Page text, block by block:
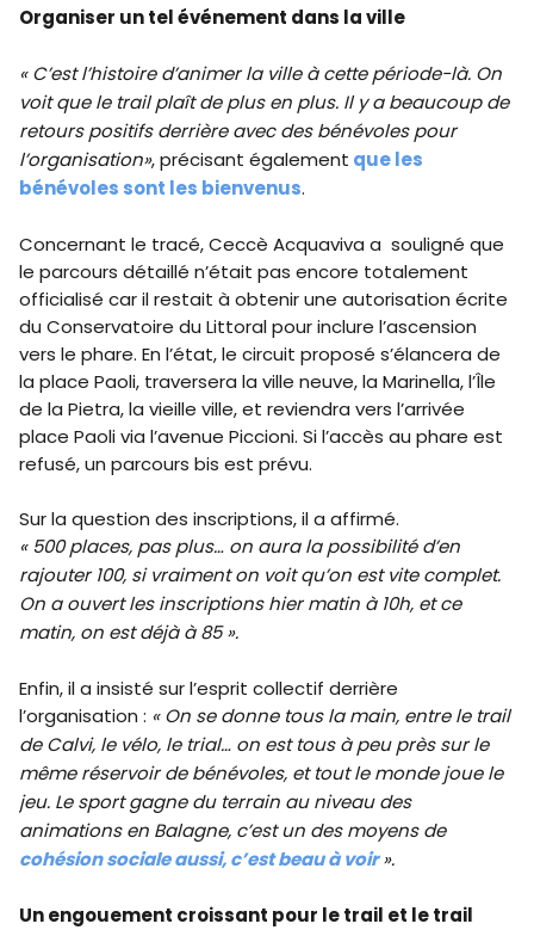
Organiser un tel événement dans la ville
« C’est l’histoire d’animer la ville à cette période-là. On
voit que le trail plaît de plus en plus. Il y a beaucoup de
retours positifs derrière avec des bénévoles pour
l’organisation», précisant également que les
bénévoles sont les bienvenus.
Concernant le tracé, Ceccè Acquaviva a souligné que
le parcours détaillé n’était pas encore totalement
officialisé car il restait à obtenir une autorisation écrite
du Conservatoire du Littoral pour inclure l’ascension
vers le phare. En l’état, le circuit proposé s’élancera de
la place Paoli, traversera la ville neuve, la Marinella, l’Île
de la Pietra, la vieille ville, et reviendra vers l’arrivée
place Paoli via l’avenue Piccioni. Si l’accès au phare est
refusé, un parcours bis est prévu.
Sur la question des inscriptions, il a affirmé.
« 500 places, pas plus… on aura la possibilité d’en
rajouter 100, si vraiment on voit qu’on est vite complet.
On a ouvert les inscriptions hier matin à 10h, et ce
matin, on est déjà à 85 ».
Enfin, il a insisté sur l’esprit collectif derrière
l’organisation : « On se donne tous la main, entre le trail
de Calvi, le vélo, le trial… on est tous à peu près sur le
même réservoir de bénévoles, et tout le monde joue le
jeu. Le sport gagne du terrain au niveau des
animations en Balagne, c’est un des moyens de
cohésion sociale aussi, c’est beau à voir».
Un engouement croissant pour le trail et le trail